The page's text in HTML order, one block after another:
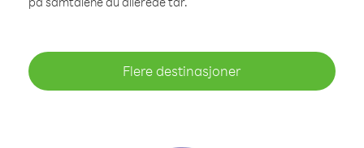
Flere destinasjoner